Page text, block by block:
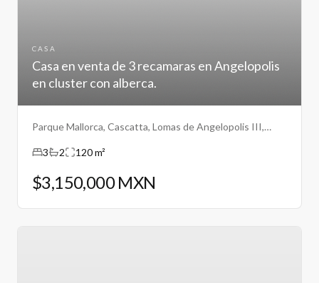
CASA
Casa en venta de 3 recamaras en Angelopolis
en cluster con alberca.
Parque Mallorca, Cascatta, Lomas de Angelopolis III,
3
2 120 m²
$3,150,000 MXN